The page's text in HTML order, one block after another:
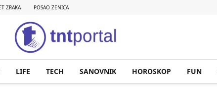
ZRAKA POSAO ZENICA
LIFE TECH SANOVNIK HOROSKOP FUN